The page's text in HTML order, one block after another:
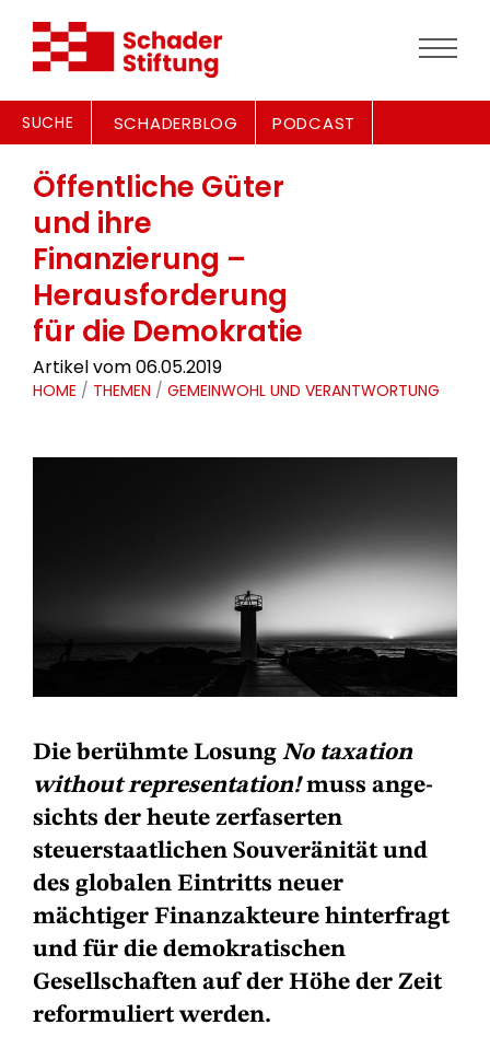
SUCHE SCHADERBLOG PODCAST
Öffentliche Güter
und ihre
Finanzierung –
Herausforderung
für die Demokratie
Artikel vom 06.05.2019
HOME / THEMEN / GEMEINWOHL UND VERANTWORTUNG
Die berühmte Losung No taxation
without representation!muss ange­
sichts der heute zerfaserten
steuerstaatlichen Souveränität und
des globalen Eintritts neuer
mächtiger Finanzakteure hinterfragt
und für die demokratischen
Gesellschaften auf der Höhe der Zeit
reformuliert werden.